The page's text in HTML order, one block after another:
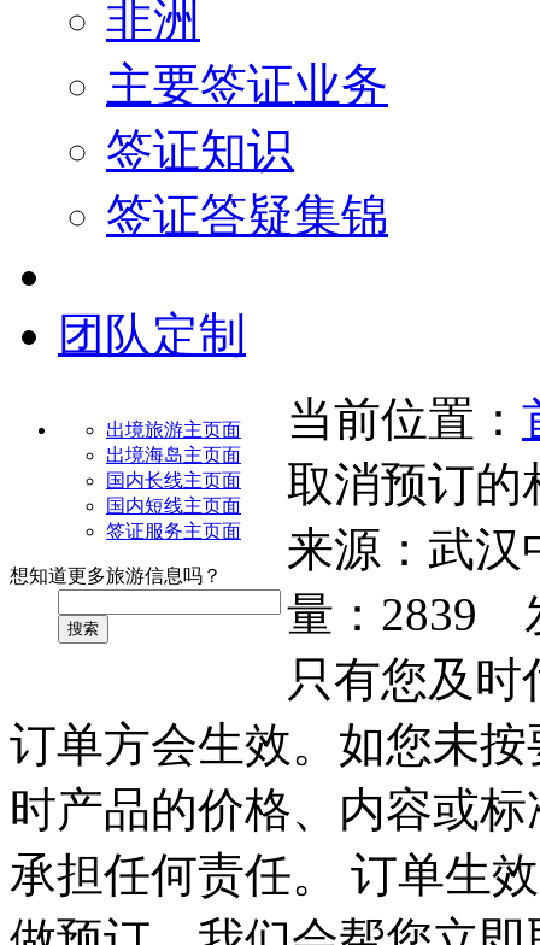
非洲
主要签证业务
签证知识
签证答疑集锦
团队定制
出境旅游主页面
出境海岛主页面
国内长线主页面
国内短线主页面
签证服务主页面
想知道更多旅游信息吗？
搜索
当前位置：
取消预订的
来源： 武汉
量： 2839
只有您及
订单方会生效。如您未
时产品的价格、内容或
承担任何责任。 订单生